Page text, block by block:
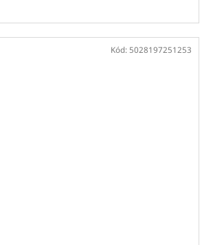
Kód: 5028197251253